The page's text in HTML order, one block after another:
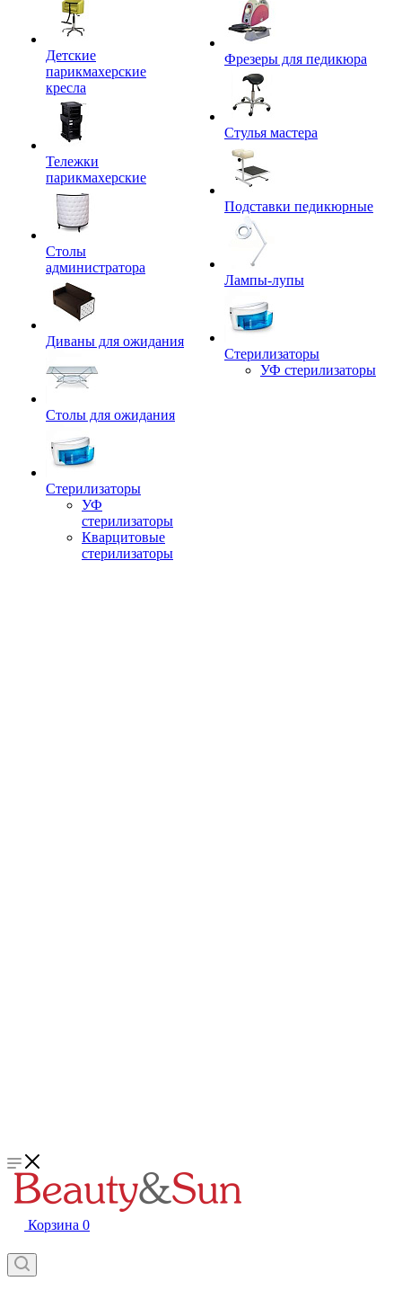
Детские
парикмахерские
кресла
Тележки
парикмахерские
Столы
администратора
Диваны для ожидания
Столы для ожидания
Стерилизаторы
УФ
стерилизаторы
Кварцитовые
стерилизаторы
Фрезеры для педикюра
Стулья мастера
Подставки педикюрные
Лампы-лупы
Стерилизаторы
УФ стерилизаторы
Корзина 0